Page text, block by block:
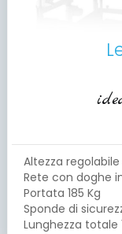
Altezza
Rete con doghe
Portata 185 Kg
Sponde di
Lunghezza totale